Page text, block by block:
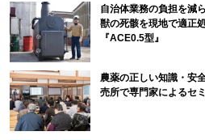
自治体業務の負担を減
獣の死骸を現地で適正
『ACE0.5型』
農薬の正しい知識・安
売所で専門家によるセ